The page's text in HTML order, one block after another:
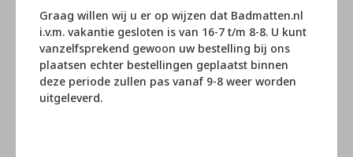
Graag willen wij u er op wijzen dat Badmatten.nl
i.v.m. vakantie gesloten is van 16-7 t/m 8-8. U kunt
vanzelfsprekend gewoon uw bestelling bij ons
plaatsen echter bestellingen geplaatst binnen
deze periode zullen pas vanaf 9-8 weer worden
uitgeleverd.
Sealskin
Sealskin is tegenwoordig niet meer weg te denken uit
het sanitairlandschap. Toen het bedrijf in 1754
opgericht werd lag de focus echter nog niet op sanitair.